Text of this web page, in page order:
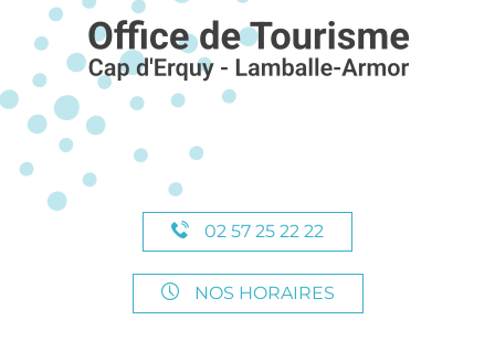
02 57 25 22 22
NOS HORAIRES